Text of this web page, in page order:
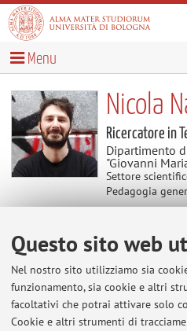
Questo sito web
Nel nostro sito utilizziamo sia
funzionamento, sia cookie e altri
facoltativi che potrai attivare solo
Cookie e altri strumenti di
Menu
Nicola
Ricercatore in
Dipartimento
"Giovanni
Settore
Pedagogia
Avvisi
Al momento non sono presenti